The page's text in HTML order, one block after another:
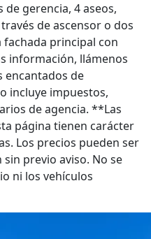
gerencia, 4 aseos,
de ascensor o dos
fachada principal con
información, llámenos
encantados de
incluye impuestos,
de agencia. **Las
página tienen carácter
Los precios pueden ser
previo aviso. No se
ni los vehículos